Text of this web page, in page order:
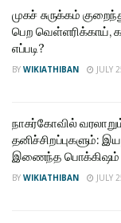
முகச் சுருக்கம்
பெற வெள்ளரிக்காய்,
எப்படி?
BY WIKIATHIBAN JULY
நாகர்கோவில்
தனிச்சிறப்புகளும்:
இணைந்த பொக்கிஷம்
BY WIKIATHIBAN JULY